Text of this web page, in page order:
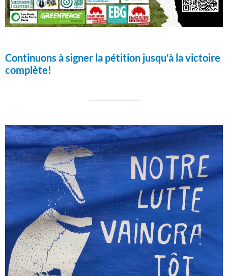
Continuons à signer la pétition jusqu'à la victoire
complète!